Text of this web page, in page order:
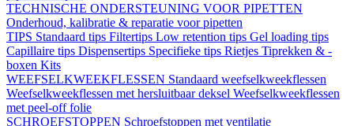
TECHNISCHE ONDERSTEUNING VOOR PIPETTEN
Onderhoud, kalibratie & reparatie voor pipetten
TIPS Standaard tips Filtertips Low retention tips Gel loading tips
Capillaire tips Dispensertips Specifieke tips Rietjes Tiprekken & -
boxen Kits
WEEFSELKWEEKFLESSEN Standaard weefselkweekflessen
Weefselkweekflessen met hersluitbaar deksel Weefselkweekflessen
met peel-off folie
SCHROEFSTOPPEN Schroefstoppen met ventilatie